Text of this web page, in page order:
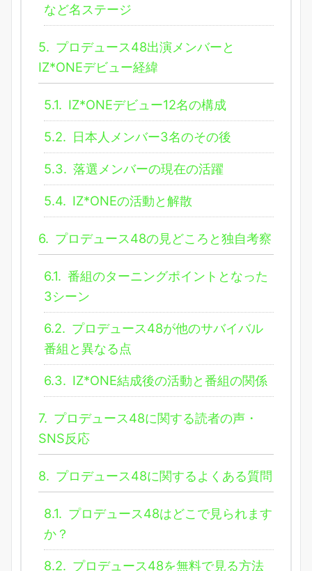
など名ステージ
5. プロデュース48出演メンバーと
IZ*ONEデビュー経緯
5.1. IZ*ONEデビュー12名の構成
5.2. 日本人メンバー3名のその後
5.3. 落選メンバーの現在の活躍
5.4. IZ*ONEの活動と解散
6. プロデュース48の見どころと独自考察
6.1. 番組のターニングポイントとなった
3シーン
6.2. プロデュース48が他のサバイバル
番組と異なる点
6.3. IZ*ONE結成後の活動と番組の関係
7. プロデュース48に関する読者の声・
SNS反応
8. プロデュース48に関するよくある質問
8.1. プロデュース48はどこで見られます
か？
8.2. プロデュース48を無料で見る方法